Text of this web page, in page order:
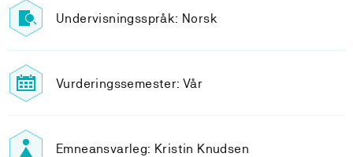
Undervisningsspråk: Norsk
Vurderingssemester: Vår
Emneansvarleg: Kristin Knudsen